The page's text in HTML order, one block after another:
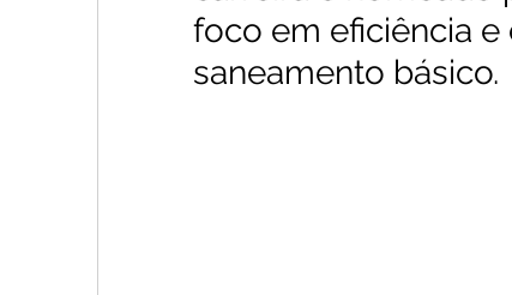
foco em eficiência
saneamento básico.